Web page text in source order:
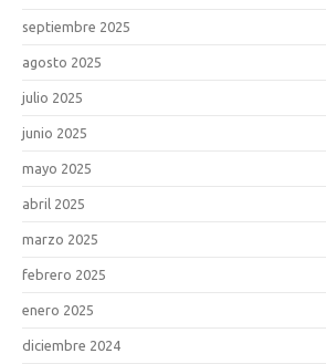
septiembre 2025
agosto 2025
julio 2025
junio 2025
mayo 2025
abril 2025
marzo 2025
febrero 2025
enero 2025
diciembre 2024